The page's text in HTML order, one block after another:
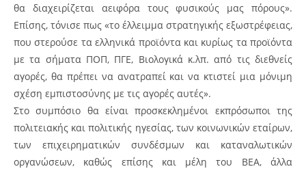
θα διαχειρίζεται αειφόρα τους φυσικούς μας πόρους».
Επίσης, τόνισε πως «το έλλειμμα στρατηγικής εξωστρέφειας,
που στερούσε τα ελληνικά προϊόντα και κυρίως τα προϊόντα
με τα σήματα ΠΟΠ, ΠΓΕ, Βιολογικά κ.λπ. από τις διεθνείς
αγορές, θα πρέπει να ανατραπεί και να κτιστεί μια μόνιμη
σχέση εμπιστοσύνης με τις αγορές αυτές».
Στο συμπόσιο θα είναι προσκεκλημένοι εκπρόσωποι της
πολιτειακής και πολιτικής ηγεσίας, των κοινωνικών εταίρων,
των επιχειρηματικών συνδέσμων και καταναλωτικών
οργανώσεων, καθώς επίσης και μέλη του ΒΕΑ, άλλα